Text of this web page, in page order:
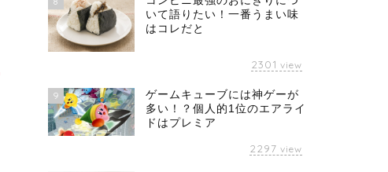
いて語りたい！一番うまい味
はコレだと
2301 view
9
ゲームキューブには神ゲーが
多い！？個人的1位のエアライ
ドはプレミア
2297 view